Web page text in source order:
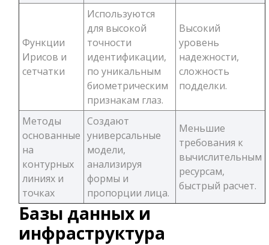
Функции
Ирисов и
сетчатки
Используются
для высокой
точности
идентификации,
по уникальным
биометрическим
признакам глаз.
Высокий
уровень
надежности,
сложность
подделки.
Методы
основанные
на
контурных
линиях и
точках
Создают
универсальные
модели,
анализируя
формы и
пропорции лица.
Меньшие
требования к
вычислительным
ресурсам,
быстрый расчет.
Базы данных и
инфраструктура